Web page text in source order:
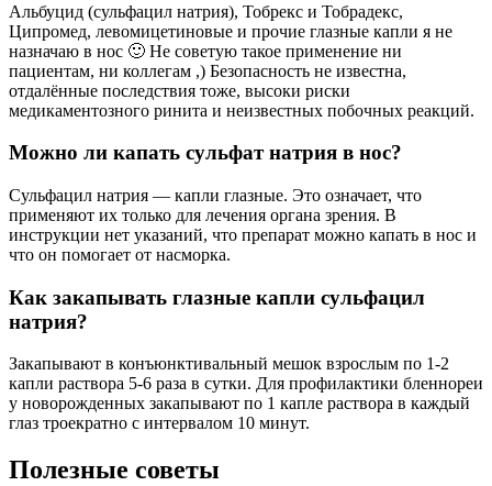
Альбуцид (сульфацил натрия), Тобрекс и Тобрадекс,
Ципромед, левомицетиновые и прочие глазные капли я не
назначаю в нос 🙂 Не советую такое применение ни
пациентам, ни коллегам ,) Безопасность не известна,
отдалённые последствия тоже, высоки риски
медикаментозного ринита и неизвестных побочных реакций.
Можно ли капать сульфат натрия в нос?
Сульфацил натрия — капли глазные. Это означает, что
применяют их только для лечения органа зрения. В
инструкции нет указаний, что препарат можно капать в нос и
что он помогает от насморка.
Как закапывать глазные капли сульфацил
натрия?
Закапывают в конъюнктивальный мешок взрослым по 1-2
капли раствора 5-6 раза в сутки. Для профилактики бленнореи
у новорожденных закапывают по 1 капле раствора в каждый
глаз троекратно с интервалом 10 минут.
Полезные советы